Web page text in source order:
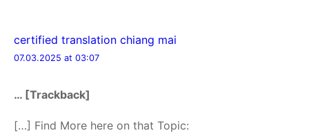
certified translation chiang mai
07.03.2025 at 03:07
… [Trackback]
[…] Find More here on that Topic: